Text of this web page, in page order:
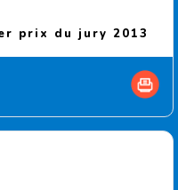
prix du jury 2013